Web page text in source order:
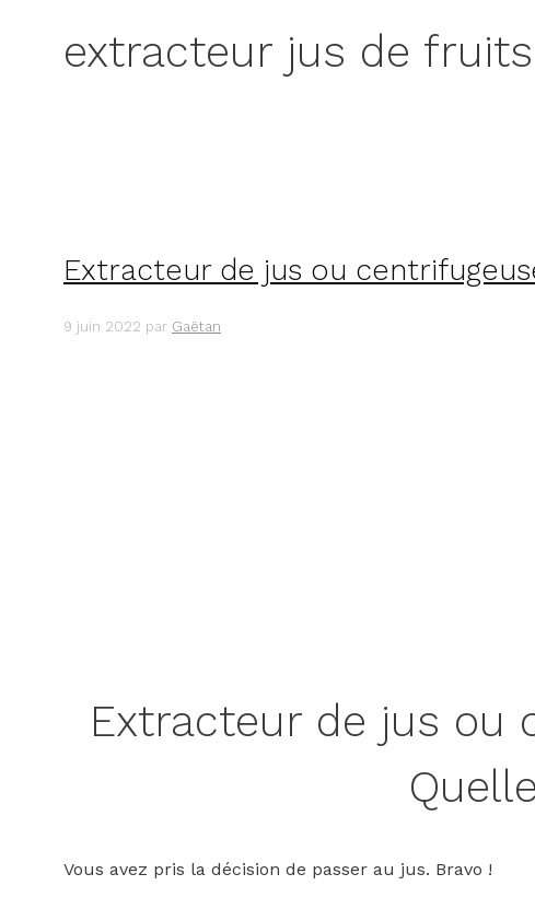
extracteur jus de fruits
Extracteur de jus ou
9 juin 2022 par Gaëtan
Extracteur de jus ou
Vous avez pris la décision de passer au jus. Bravo !